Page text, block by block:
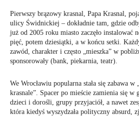
Pierwszy brązowy krasnal, Papa Krasnal,
ulicy Świdnickiej – dokładnie tam, gdzie
już od 2005 roku miasto zaczęło instalować
pięć, potem dziesiątki, a w końcu setki.
zawód, charakter i często „mieszka” w
sponsorowały (bank, piekarnia, teatr).
We Wrocławiu popularna stała się zabawa w
krasnale”. Spacer po mieście zamienia się w
dzieci i dorośli, grupy przyjaciół, a nawet
która kiedyś wyszydzała polityczny absurd,